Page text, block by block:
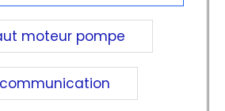
moteur pompe